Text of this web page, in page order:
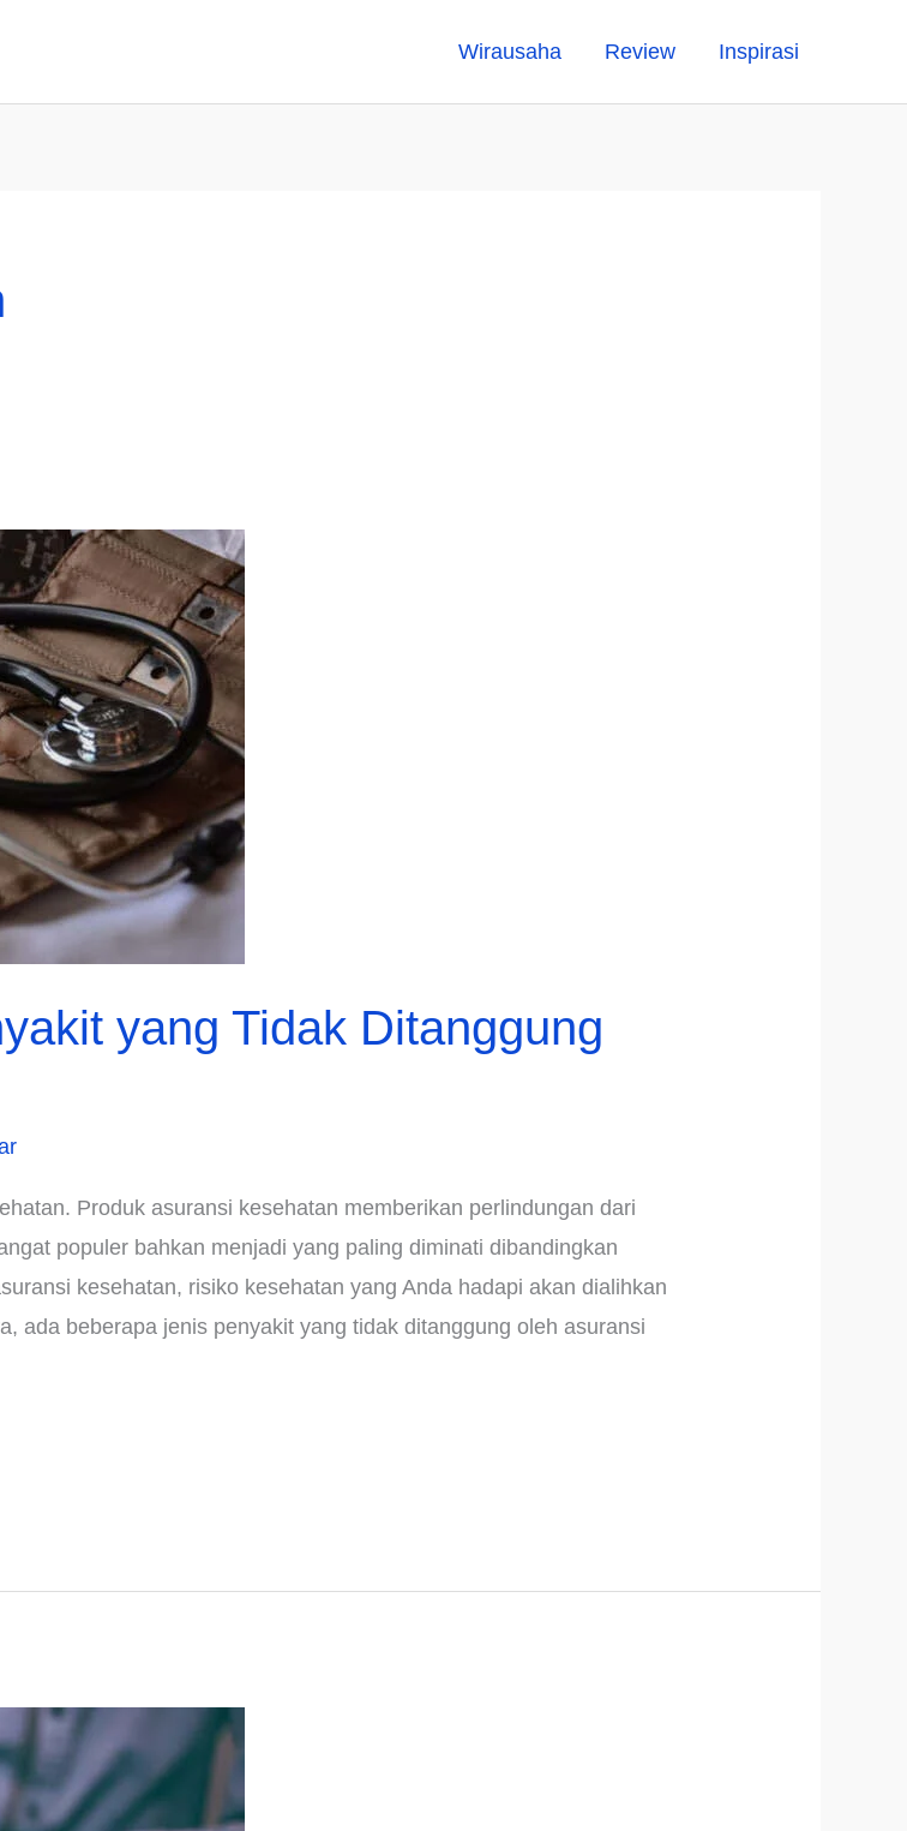
Wirausaha Review Inspirasi
yang Tidak Ditanggung
Produk asuransi kesehatan memberikan perlindungan dari
populer bahkan menjadi yang paling diminati dibandingkan
kesehatan, risiko kesehatan yang Anda hadapi akan dialihkan
ada beberapa jenis penyakit yang tidak ditanggung oleh asuransi